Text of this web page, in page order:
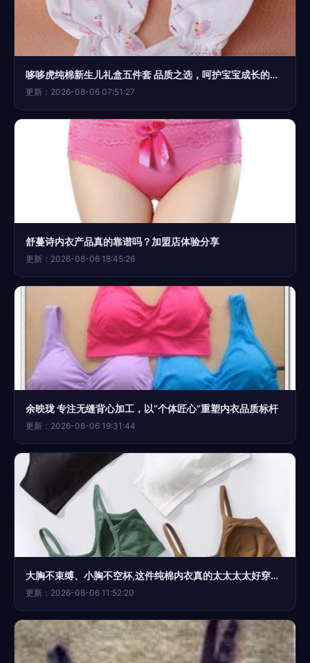
哆哆虎纯棉新生儿礼盒五件套 品质之选，呵护宝宝成长的第一步
更新：2026-08-06 07:51:27
舒蔓诗内衣产品真的靠谱吗？加盟店体验分享
更新：2026-08-06 18:45:26
余映珑 专注无缝背心加工，以“个体匠心”重塑内衣品质标杆
更新：2026-08-06 19:31:44
大胸不束缚、小胸不空杯,这件纯棉内衣真的太太太太好穿了!今日买一送一,不薅必亏!
更新：2026-08-06 11:52:20